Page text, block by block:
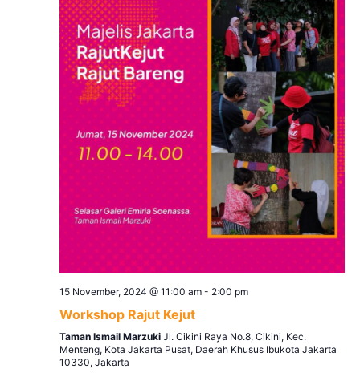
15 November, 2024 @ 11:00 am- 2:00 pm
Workshop Rajut Kejut
Taman Ismail Marzuki Jl. Cikini Raya No.8, Cikini, Kec.
Menteng, Kota Jakarta Pusat, Daerah Khusus Ibukota Jakarta
10330, Jakarta